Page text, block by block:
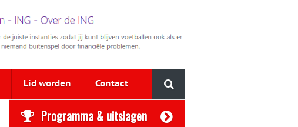
Lid worden Contact
Programma & uitslagen